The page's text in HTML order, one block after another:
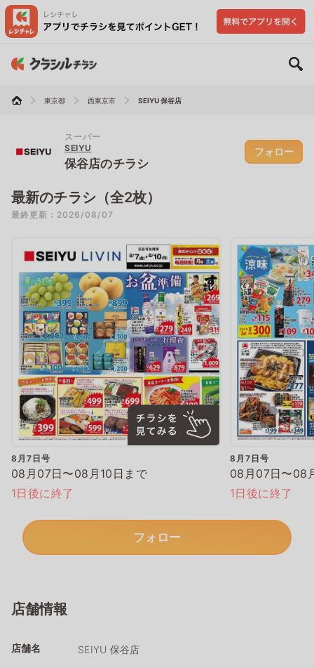
東京都 西東京市 SEIYU 保谷店
スーパー
SEIYU
保谷店のチラシ
フォロー
最新のチラシ（全2枚）
最終更新：2026/08/07
8月7日号
08月07日〜08月10日まで
1日後に終了
8月7日号
08月07日〜08
1日後に終了
フォロー
店舗情報
店舗名 SEIYU 保谷店